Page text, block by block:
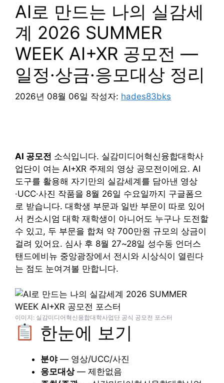
AI로 만드는 나의 실감세
계 2026 SUMMER
WEEK AI+XR 공모전 —
일정·상금·응모대상 정리
2026년 08월 06일 작성자: hades83bks
AI 공모전 소식입니다. 실감미디어혁신융합대학사
업단이 여는 AI+XR 주제의 영상 공모전이에요. AI
도구를 활용해 자기만의 실감세계를 담아낸 영상
·UCC·사진 작품을 8월 26일 수요일까지 구글폼으
로 받습니다. 대학생 부문과 일반 부문이 따로 있어
서 컨소시엄 대학 재학생이 아니어도 누구나 도전할
수 있고, 두 부문을 합쳐 약 700만원 규모의 상금이
걸려 있어요. 심사 후 8월 27~28일 성수동 언더스
탠드에비뉴 중앙광장에서 전시와 시상식이 열린다
는 점도 눈여겨볼 만합니다.
이미지: 실감미디어혁신융합대학사업단 공식 공모전 포스터
한눈에 보기
분야— 영상/UCC/사진
응모대상— 제한없음